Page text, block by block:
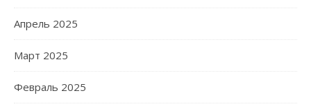
Апрель 2025
Март 2025
Февраль 2025